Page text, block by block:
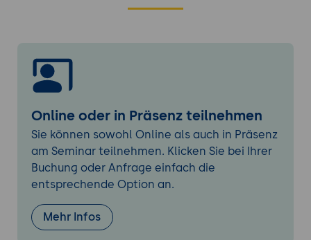
Online oder in Präsenz teilnehmen
Sie können sowohl Online als auch in Präsenz
am Seminar teilnehmen. Klicken Sie bei Ihrer
Buchung oder Anfrage einfach die
entsprechende Option an.
Mehr Infos